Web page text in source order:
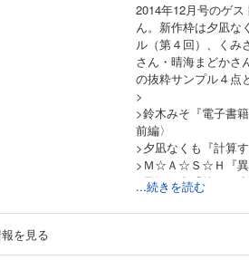
2014年12月号のゲ
ん。新作枠は夕凪な
ル（第４回）、く
さん・晴海まどかさ
の抜粋サンプル４点
>
>鈴木みそ『電子書
前編〉
>夕凪なくも『計算
>Ｍ☆Ａ☆Ｓ☆Ｈ『異
>君塚正太『第二の
>神楽坂らせん『異
>晴海まどか『髪の
>くみ『井の頭
...続きを読む
を見る